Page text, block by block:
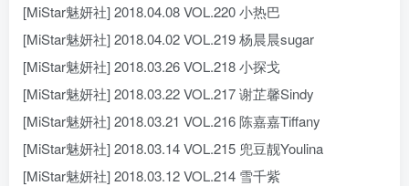
[MiStar魅妍社] 2018.04.08 VOL.220 小热巴
[MiStar魅妍社] 2018.04.02 VOL.219 杨晨晨sugar
[MiStar魅妍社] 2018.03.26 VOL.218 小探戈
[MiStar魅妍社] 2018.03.22 VOL.217 谢芷馨Sindy
[MiStar魅妍社] 2018.03.21 VOL.216 陈嘉嘉Tiffany
[MiStar魅妍社] 2018.03.14 VOL.215 兜豆靓Youlina
[MiStar魅妍社] 2018.03.12 VOL.214 雪千紫